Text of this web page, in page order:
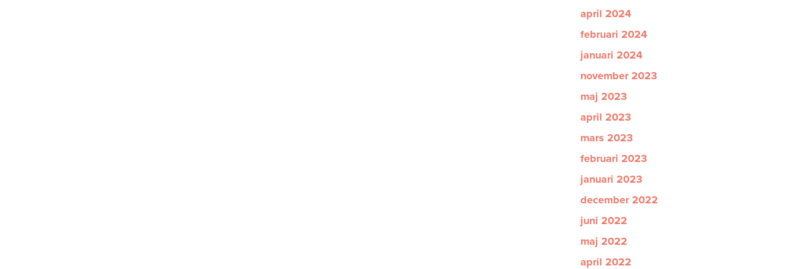
april 2024
februari 2024
januari 2024
november 2023
maj 2023
april 2023
mars 2023
februari 2023
januari 2023
december 2022
juni 2022
maj 2022
april 2022